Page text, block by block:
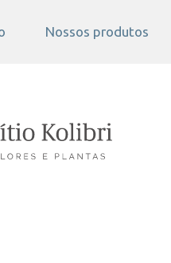
Nossos produtos